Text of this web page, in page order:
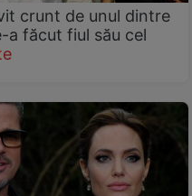
crunt de unul dintre
a făcut fiul său cel